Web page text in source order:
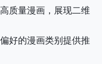
质量漫画，展现二维
好的漫画类别提供推